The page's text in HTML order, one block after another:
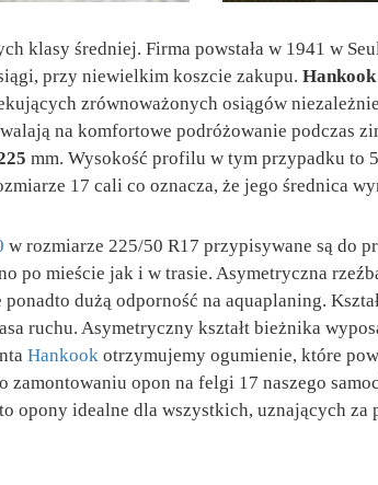
klasy średniej. Firma powstała w 1941 w
przy niewielkim koszcie zakupu.
zrównoważonych osiągów
na komfortowe podróżowanie podczas
mm. Wysokość profilu w tym przypadku to
17 cali co oznacza, że jego średnica
w rozmiarze 225/50 R17 przypisywane są do
po mieście jak i w trasie. Asymetryczna
dużą odporność na aquaplaning.
ruchu. Asymetryczny kształt bieżnika
Hankook otrzymujemy ogumienie, które
zamontowaniu opon na felgi 17 naszego
to opony idealne dla wszystkich, uznających za